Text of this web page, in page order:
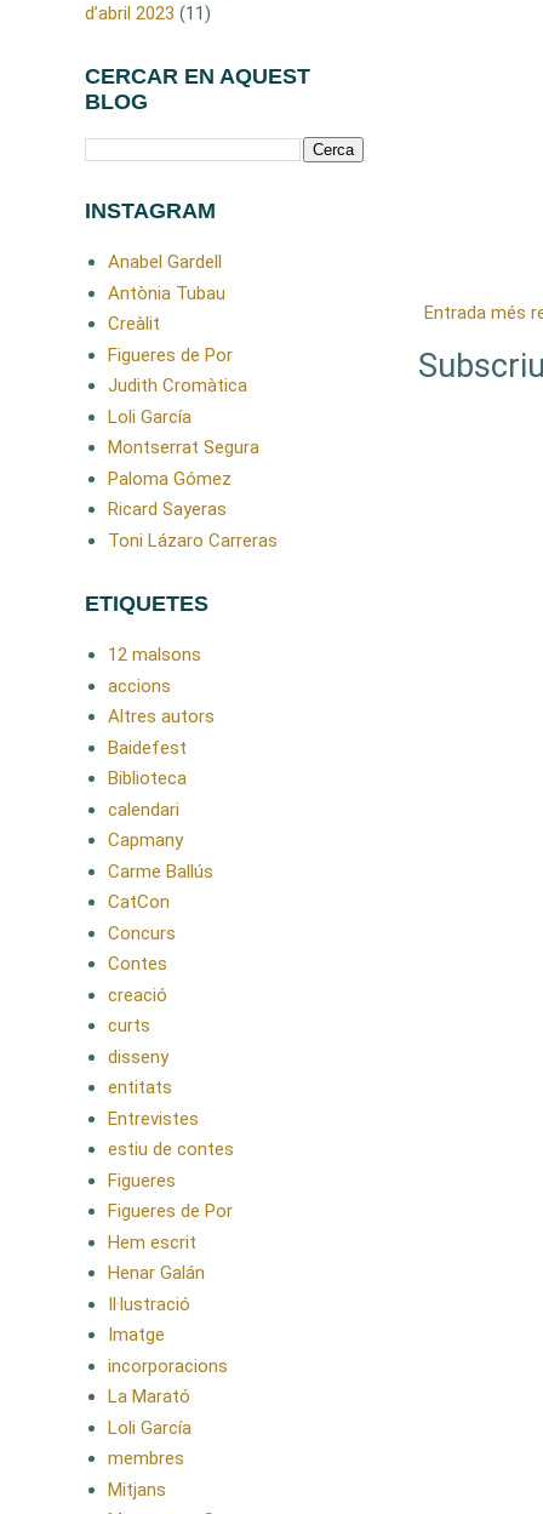
Entrada més
d’abril 2023 (11)
CERCAR EN AQUEST
BLOG
INSTAGRAM
Anabel Gardell
Antònia Tubau
Creàlit
Figueres de Por
Judith Cromàtica
Loli García
Montserrat Segura
Paloma Gómez
Ricard Sayeras
Toni Lázaro Carreras
ETIQUETES
12 malsons
accions
Altres autors
Baidefest
Biblioteca
calendari
Capmany
Carme Ballús
CatCon
Concurs
Contes
creació
curts
disseny
entitats
Entrevistes
estiu de contes
Figueres
Figueres de Por
Hem escrit
Henar Galán
Il·lustració
Imatge
incorporacions
La Marató
Loli García
membres
Mitjans